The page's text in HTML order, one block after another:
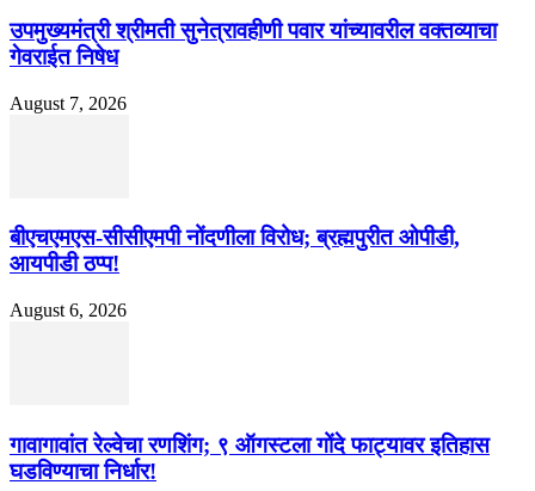
उपमुख्यमंत्री श्रीमती सुनेत्रावहीणी पवार यांच्यावरील वक्तव्याचा
गेवराईत निषेध
August 7, 2026
बीएचएमएस-सीसीएमपी नोंदणीला विरोध; ब्रह्मपुरीत ओपीडी,
आयपीडी ठप्प!
August 6, 2026
गावागावांत रेल्वेचा रणशिंग; ९ ऑगस्टला गोंदे फाट्यावर इतिहास
घडविण्याचा निर्धार!